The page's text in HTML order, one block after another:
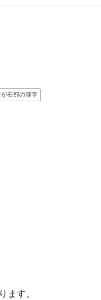
石部の漢字
ます。